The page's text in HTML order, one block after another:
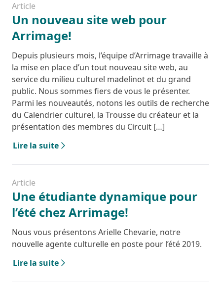
Article
Un nouveau site web pour
Arrimage!
Depuis plusieurs mois, l’équipe d’Arrimage travaille à
la mise en place d’un tout nouveau site web, au
service du milieu culturel madelinot et du grand
public. Nous sommes fiers de vous le présenter.
Parmi les nouveautés, notons les outils de recherche
du Calendrier culturel, la Trousse du créateur et la
présentation des membres du Circuit […]
Lire la suite
Article
Une étudiante dynamique pour
l’été chez Arrimage!
Nous vous présentons Arielle Chevarie, notre
nouvelle agente culturelle en poste pour l’été 2019.
Lire la suite